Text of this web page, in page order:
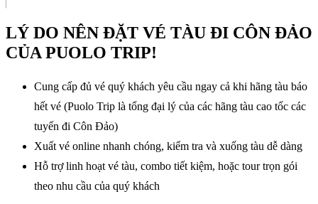
LÝ DO NÊN ĐẶT VÉ TÀU ĐI CÔN ĐẢO
CỦA PUOLO TRIP!
Cung cấp đủ vé quý khách yêu cầu ngay cả khi hãng tàu báo
hết vé (Puolo Trip là tổng đại lý của các hãng tàu cao tốc các
tuyến đi Côn Đảo)
Xuất vé online nhanh chóng, kiểm tra và xuống tàu dễ dàng
Hỗ trợ linh hoạt vé tàu, combo tiết kiệm, hoặc tour trọn gói
theo nhu cầu của quý khách